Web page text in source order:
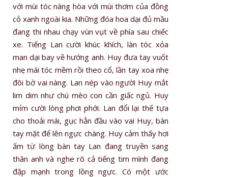
với mùi tóc nàng hòa với mùi thơm của đồng
cỏ xanh ngoài kia. Những đóa hoa dại đủ mầu
đang thi nhau chạy vùn vụt về phía sau chiếc
xe. Tiếng Lan cười khúc khích, làn tóc xỏa
man dại bay về hướng anh. Huy đưa tay vuốt
nhẹ mái tóc mềm rồi theo cổ, lần tay xoa nhẹ
đôi bờ vai nàng. Lan nép vào người Huy mắt
lim dim như chú mèo con cần giấc ngủ. Huy
mỉm cười lòng phơi phới. Lan đổi lại thế tựa
cho thoải mái, gục hẳn đầu vào vai Huy, bàn
tay mặt để lên ngực chàng. Huy cảm thấy hơi
ấm từ lòng bàn tay Lan đang truyền sang
thân anh và nghe rõ cả tiếng tim mình đang
đập mạnh trong lồng ngực. Có một ước